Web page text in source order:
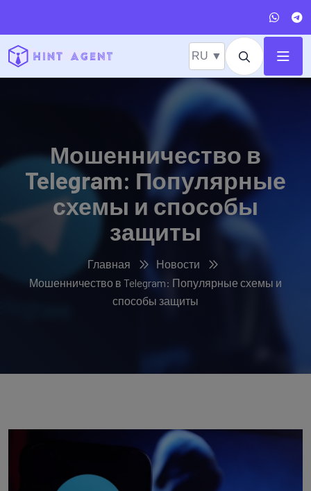
RU ▼
Мошенничество в
Telegram: Популярные
схемы и способы
защиты
Главная
Новости
Мошенничество в Telegram: Популярные схемы и
способы защиты